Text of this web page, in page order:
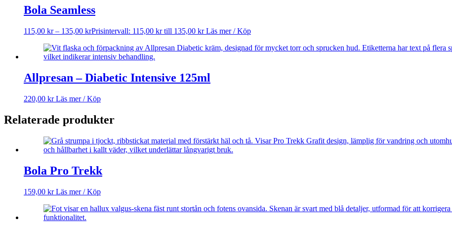
Bola Seamless
115,00 kr – 135,00 krPrisintervall: 115,00 kr till 135,00 kr Läs mer / Köp
Allpresan – Diabetic Intensive 125ml
220,00 kr Läs mer / Köp
Relaterade produkter
Bola Pro Trekk
159,00 kr Läs mer / Köp